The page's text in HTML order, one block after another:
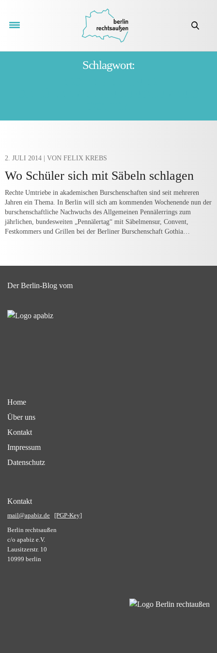
Schlagwort:
2. JULI 2014 | VON FELIX KREBS
Wo Schüler sich mit Säbeln schlagen
Rechte Umtriebe in akademischen Burschenschaften sind seit mehreren
Jahren ein Thema. In Berlin will sich am kommenden Wochenende nun der
burschenschaftliche Nachwuchs des Allgemeinen Pennälerrings zum
jährlichen, bundesweiten „Pennälertag“ mit Säbelmensur, Convent,
Festkommers und Grillen bei der Berliner Burschenschaft Gothia…
Der Berlin-Blog vom
Home
Über uns
Kontakt
Impressum
Datenschutz
Kontakt
mail@apabiz.de [PGP-Key]
Berlin rechtsaußen
c/o apabiz e.V.
Lausitzerstr. 10
10999 berlin